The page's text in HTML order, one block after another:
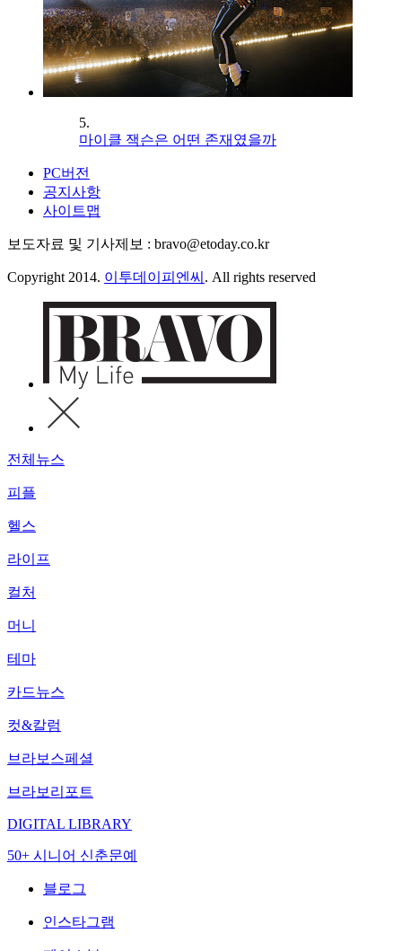
5.
마이클 잭슨은 어떤 존재였을까
PC버전
공지사항
사이트맵
보도자료 및 기사제보 : bravo@etoday.co.kr
Copyright 2014. 이투데이피엔씨 . All rights reserved
전체뉴스
피플
헬스
라이프
컬처
머니
테마
카드뉴스
컷&칼럼
브라보스페셜
브라보리포트
DIGITAL LIBRARY
50+ 시니어 신춘문예
블로그
인스타그램